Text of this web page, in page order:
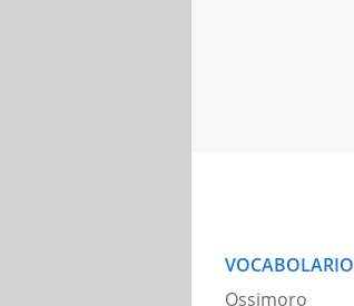
VOCABOLARIO
Ossimoro